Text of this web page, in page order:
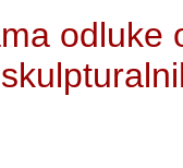
odluke